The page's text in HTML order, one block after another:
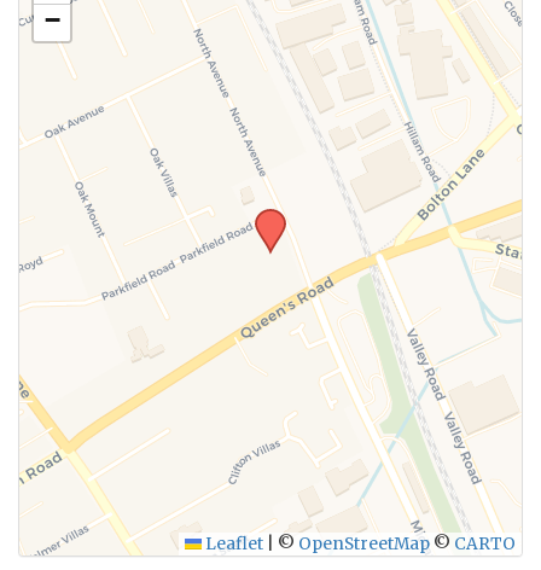
−
Leaflet © OpenStreetMap © CARTO